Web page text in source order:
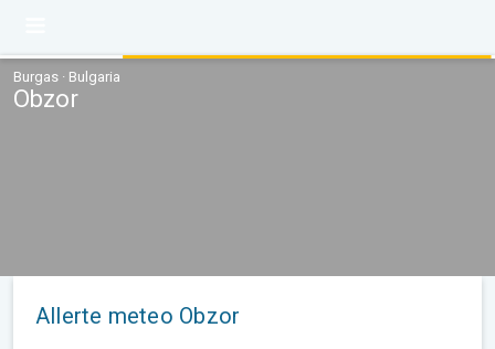
Burgas · Bulgaria
Obzor
Allerte meteo Obzor